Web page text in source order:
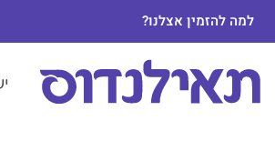
למה להזמין אצלנו?